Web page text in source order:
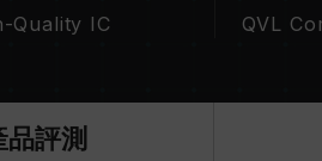
Quality IC QVL
品評測